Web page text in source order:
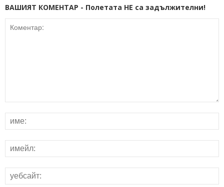
ВАШИЯТ КОМЕНТАР - Полетата НЕ са задължителни!